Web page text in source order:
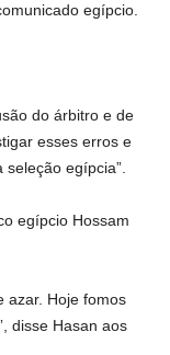
egípcio.
do árbitro e de
esses erros e
egípcia”.
egípcio Hossam
azar. Hoje fomos
disse Hasan aos